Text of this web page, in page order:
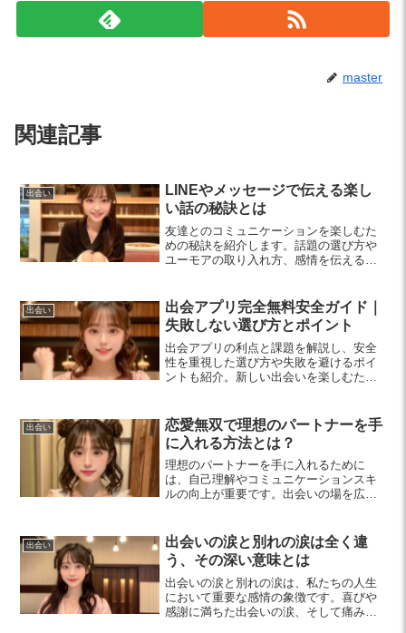
master
関連記事
出会い
LINEやメッセージで伝える楽し
い話の秘訣とは
友達とのコミュニケーションを楽しむた
めの秘訣を紹介します。話題の選び方や
ユーモアの取り入れ方、感情を伝える方
出会い
出会アプリ完全無料安全ガイド｜
失敗しない選び方とポイント
出会アプリの利点と課題を解説し、安全
性を重視した選び方や失敗を避けるポイ
ントも紹介。新しい出会いを楽しむため
出会い
恋愛無双で理想のパートナーを手
に入れる方法とは？
理想のパートナーを手に入れるために
は、自己理解やコミュニケーションスキ
ルの向上が重要です。出会いの場を広
出会い
出会いの涙と別れの涙は全く違
う、その深い意味とは
出会いの涙と別れの涙は、私たちの人生
において重要な感情の象徴です。喜びや
感謝に満ちた出会いの涙、そして痛みを